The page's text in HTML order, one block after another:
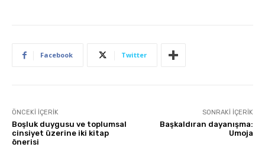
Facebook Twitter
ÖNCEKI İÇERIK
Boşluk duygusu ve toplumsal
cinsiyet üzerine iki kitap
önerisi
SONRAKI İÇERIK
Başkaldıran dayanışma:
Umoja